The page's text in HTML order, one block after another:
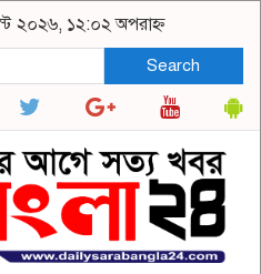
২০২৬, ১২:০২ অপরাহ্ন
Search